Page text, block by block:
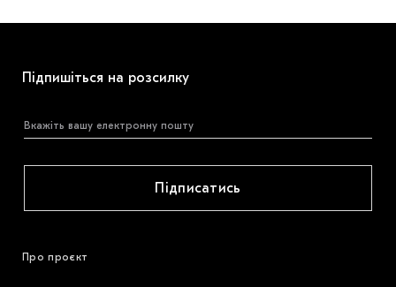
Підпишіться на розсилку
Підписатись
Про проєкт